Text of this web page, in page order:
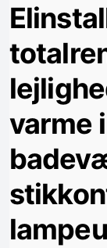
varme i